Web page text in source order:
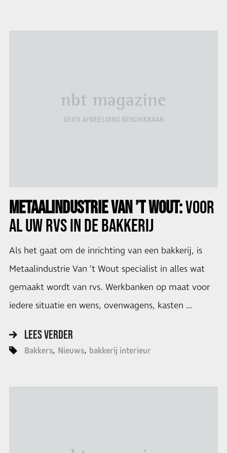
nbt magazine
GEEN AFBEELDING BESCHIKBAAR
METAALINDUSTRIE VAN ’T WOUT:VOOR
AL UW RVS IN DE BAKKERIJ
Als het gaat om de inrichting van een bakkerij, is
Metaalindustrie Van ’t Wout specialist in alles wat
gemaakt wordt van rvs. Werkbanken op maat voor
iedere situatie en wens, ovenwagens, kasten …
LEES VERDER
Bakkers Nieuws bakkerij interieur